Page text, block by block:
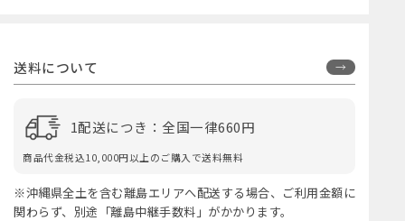
送料について
1配送につき：全国一律660円
商品代金税込10,000円以上のご購入で送料無料
※沖縄県全土を含む離島エリアへ配送する場合、ご利用金額に
関わらず、別途「離島中継手数料」がかかります。